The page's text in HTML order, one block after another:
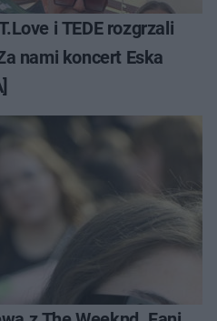
i TEDE rozgrzali
nami koncert Eska